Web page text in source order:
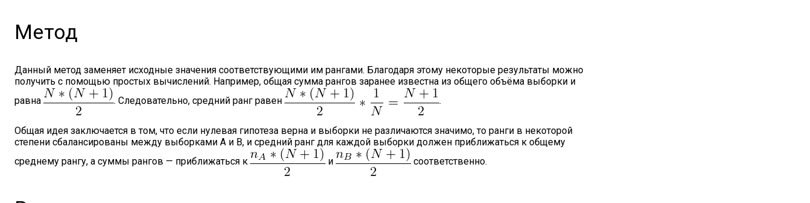
Метод
Данный метод заменяет исходные значения соответствующими им рангами. Благодаря этому некоторые результаты можно
получить с помощью простых вычислений. Например, общая сумма рангов заранее известна из общего объёма выборки и
равна
. Следовательно, средний ранг равен .
Общая идея заключается в том, что если нулевая гипотеза верна и выборки не различаются значимо, то ранги в некоторой
степени сбалансированы между выборками A и B, и средний ранг для каждой выборки должен приближаться к общему
среднему рангу, а суммы рангов — приближаться к
и соответственно.